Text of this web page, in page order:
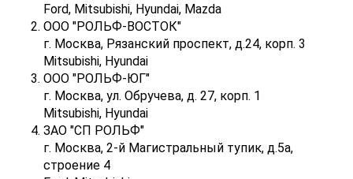
Ford, Mitsubishi, Hyundai, Mazda
ООО "РОЛЬФ-ВОСТОК"
г. Москва, Рязанский проспект, д.24, корп. 3
Mitsubishi, Hyundai
ООО "РОЛЬФ-ЮГ"
г. Москва, ул. Обручева, д. 27, корп. 1
Mitsubishi, Hyundai
ЗАО "СП РОЛЬФ"
г. Москва, 2-й Магистральный тупик, д.5а,
строение 4